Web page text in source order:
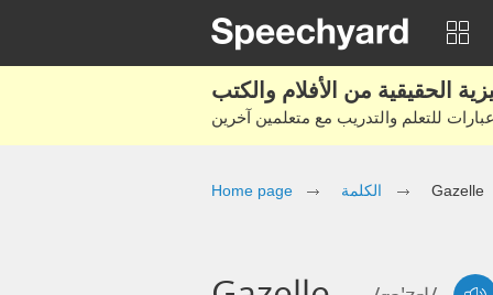
Home page الكلمة Gazelle